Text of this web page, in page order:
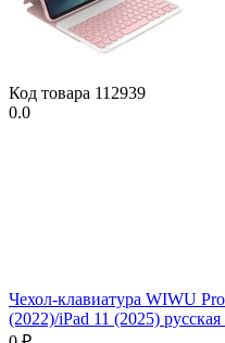
Код товара 112939
0.0
Чехол-клавиатура WIWU
(2022)/iPad 11 (2025)